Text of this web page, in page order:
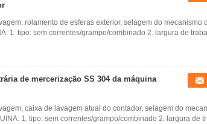
rolamento de esferas exterior, selagem do mecanismo
1. tipo: sem correntes/grampo/combinado 2. largura de
de mercerização SS 304 da máquina
caixa de lavagem atual do contador, selagem do
1. tipo: sem correntes/grampo/combinado 2. largura de